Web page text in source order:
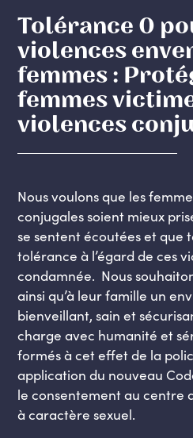
Tolérance 0
violences
femmes :
femmes
violences
Nous voulons que les
conjugales soient mieux
se sentent écoutées et que
tolérance à l’égard de ces
condamnée. Nous
ainsi qu’à leur famille un
bienveillant, sain et
charge avec humanité et
formés à cet effet de la
application du nouveau
le consentement au centre
à caractère sexuel.